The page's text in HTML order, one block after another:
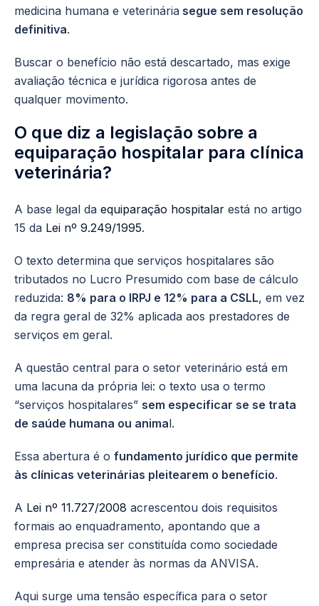
medicina humana e veterinária segue sem resolução
definitiva.
Buscar o benefício não está descartado, mas exige
avaliação técnica e jurídica rigorosa antes de
qualquer movimento.
O que diz a legislação sobre a
equiparação hospitalar para clínica
veterinária?
A base legal da equiparação hospitalar está no artigo
15 da Lei nº 9.249/1995.
O texto determina que serviços hospitalares são
tributados no Lucro Presumido com base de cálculo
reduzida: 8% para o IRPJ e 12% para a CSLL, em vez
da regra geral de 32% aplicada aos prestadores de
serviços em geral.
A questão central para o setor veterinário está em
uma lacuna da própria lei: o texto usa o termo
“serviços hospitalares” sem especificar se se trata
de saúde humana ou animal.
Essa abertura é o fundamento jurídico que permite
às clínicas veterinárias pleitearem o benefício.
A Lei nº 11.727/2008 acrescentou dois requisitos
formais ao enquadramento, apontando que a
empresa precisa ser constituída como sociedade
empresária e atender às normas da ANVISA.
Aqui surge uma tensão específica para o setor